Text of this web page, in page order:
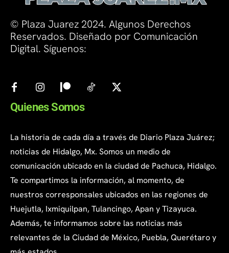
© Plaza Juarez 2024. Algunos Derechos
Reservados. Diseñado por Comunicación
Digital. Síguenos:
Quienes Somos
La historia de cada día a través de Diario Plaza Juárez;
noticias de Hidalgo, Mx. Somos un medio de
comunicación ubicado en la ciudad de Pachuca, Hidalgo.
Te compartimos la información, al momento, de
nuestros corresponsales ubicados en las regiones de
Huejutla, Ixmiquilpan, Tulancingo, Apan y Tizayuca.
Además, te informamos sobre las noticias más
relevantes de la Ciudad de México, Puebla, Querétaro y